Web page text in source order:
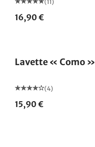
(11)
16,90 €
Lavette « Como »
(4)
15,90 €